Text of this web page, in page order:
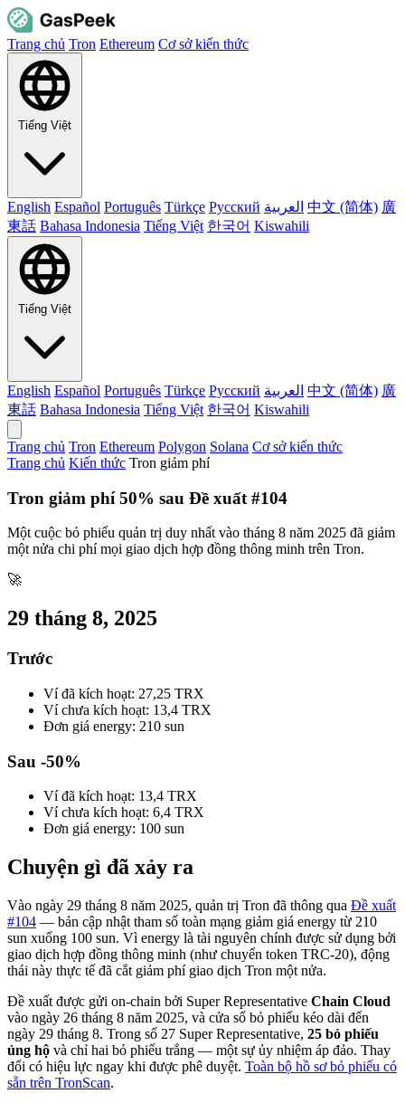
Trang chủ Tron Ethereum Cơ sở kiến thức
Tiếng Việt
English Español Português Türkçe Русский العربية 中文 (简体) 廣
東話 Bahasa Indonesia Tiếng Việt 한국어 Kiswahili
Tiếng Việt
English Español Português Türkçe Русский العربية 中文 (简体) 廣
東話 Bahasa Indonesia Tiếng Việt 한국어 Kiswahili
Trang chủ Tron Ethereum Polygon Solana Cơ sở kiến thức
Trang chủ Kiến thức Tron giảm phí
Tron giảm phí 50% sau Đề xuất #104
Một cuộc bỏ phiếu quản trị duy nhất vào tháng 8 năm 2025 đã giảm
một nửa chi phí mọi giao dịch hợp đồng thông minh trên Tron.
🚀
29 tháng 8, 2025
Trước
Ví đã kích hoạt: 27,25 TRX
Ví chưa kích hoạt: 13,4 TRX
Đơn giá energy: 210 sun
Sau -50%
Ví đã kích hoạt: 13,4 TRX
Ví chưa kích hoạt: 6,4 TRX
Đơn giá energy: 100 sun
Chuyện gì đã xảy ra
Vào ngày 29 tháng 8 năm 2025, quản trị Tron đã thông qua Đề xuất
#104 — bản cập nhật tham số toàn mạng giảm giá energy từ 210
sun xuống 100 sun. Vì energy là tài nguyên chính được sử dụng bởi
giao dịch hợp đồng thông minh (như chuyển token TRC-20), động
thái này thực tế đã cắt giảm phí giao dịch Tron một nửa.
Đề xuất được gửi on-chain bởi Super Representative Chain Cloud
vào ngày 26 tháng 8 năm 2025, và cửa sổ bỏ phiếu kéo dài đến
ngày 29 tháng 8. Trong số 27 Super Representative, 25 bỏ phiếu
ủng hộ và chỉ hai bỏ phiếu trắng — một sự ủy nhiệm áp đảo. Thay
đổi có hiệu lực ngay khi được phê duyệt. Toàn bộ hồ sơ bỏ phiếu có
sẵn trên TronScan.